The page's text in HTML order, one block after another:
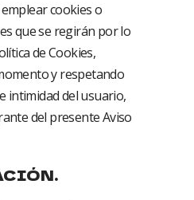
cookies o
que se regirán por lo
de Cookies,
y respetando
intimidad del usuario,
del presente Aviso